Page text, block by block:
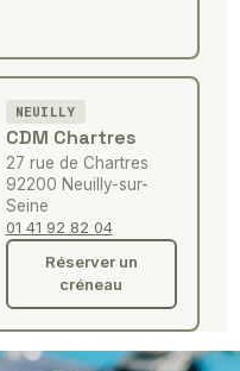
NEUILLY
CDM Chartres
27 rue de Chartres
92200 Neuilly-sur-
Seine
01 41 92 82 04
Réserver un
créneau